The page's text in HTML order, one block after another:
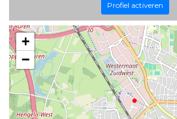
Profiel activeren
+
−